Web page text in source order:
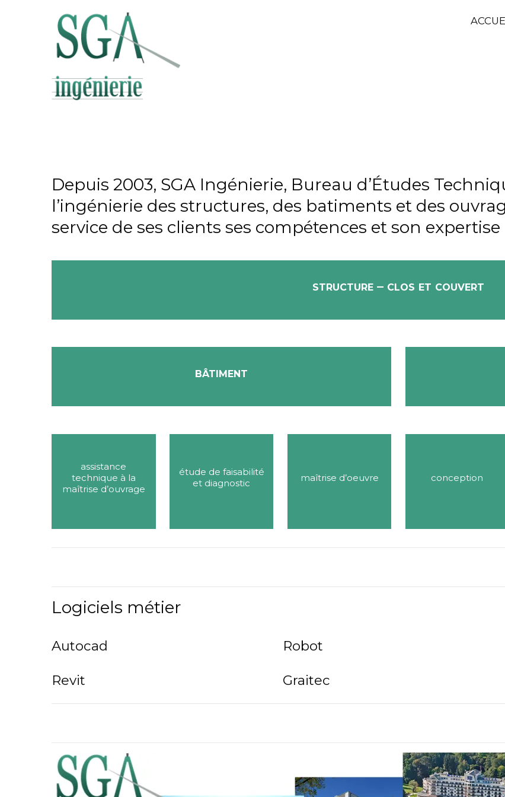
Depuis 2003, SGA Ingénierie, Bureau d’Études
l’ingénierie des structures, des batiments et des
service de ses clients ses compétences et son expertise
structure – clos et couvert
bâtiment
assistance
technique à la
maîtrise d’ouvrage
étude de faisabilité
et diagnostic
maîtrise d’oeuvre conception
Logiciels métier
Autocad
Revit
Robot
Graitec